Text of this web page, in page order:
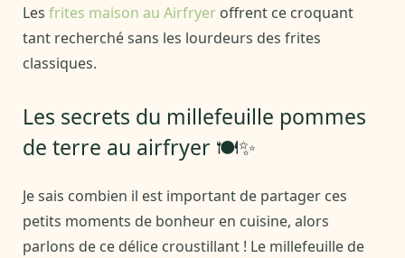
Les frites maison au Airfryer offrent ce croquant
tant recherché sans les lourdeurs des frites
classiques.
Les secrets du millefeuille pommes
de terre au airfryer 🍽️✨
Je sais combien il est important de partager ces
petits moments de bonheur en cuisine, alors
parlons de ce délice croustillant ! Le millefeuille de